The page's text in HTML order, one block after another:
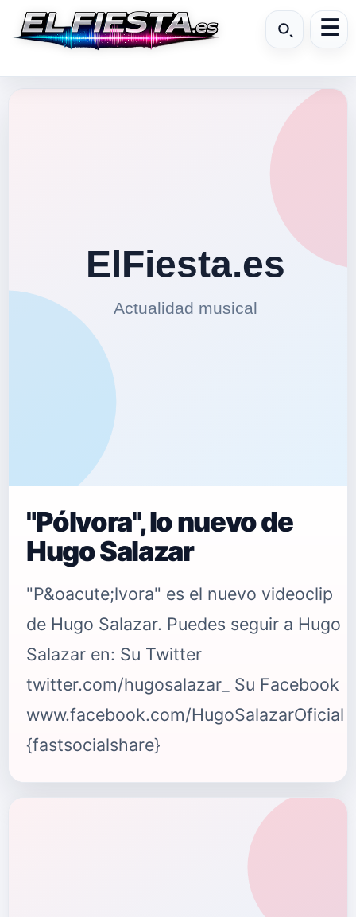
"Pólvora", lo nuevo de
Hugo Salazar
"P&oacute;lvora" es el nuevo videoclip
de Hugo Salazar. Puedes seguir a Hugo
Salazar en: Su Twitter
twitter.com/hugosalazar_ Su Facebook
www.facebook.com/HugoSalazarOficial
{fastsocialshare}